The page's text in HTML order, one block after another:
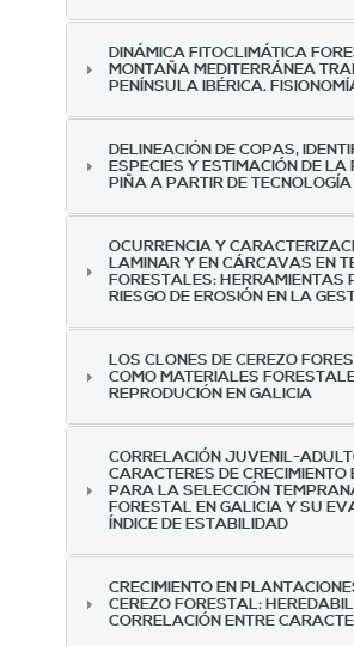
DINÁMICA FITOCLIMÁTICA
MONTAÑA MEDITERRÁNEA
PENÍNSULA IBÉRICA.
DELINEACIÓN DE COPAS,
ESPECIES Y ESTIMACIÓN DE LA
PIÑA A PARTIR DE
OCURRENCIA Y
LAMINAR Y EN CÁRCAVAS EN
FORESTALES: HERRAMIENTAS
RIESGO DE EROSIÓN EN LA
LOS CLONES DE CEREZO
COMO MATERIALES
REPRODUCIÓN EN GALICIA
CORRELACIÓN JUVENIL-
CARACTERES DE
PARA LA SELECCIÓN
FORESTAL EN GALICIA Y SU
ÍNDICE DE ESTABILIDAD
CRECIMIENTO EN
CEREZO FORESTAL:
CORRELACIÓN ENTRE